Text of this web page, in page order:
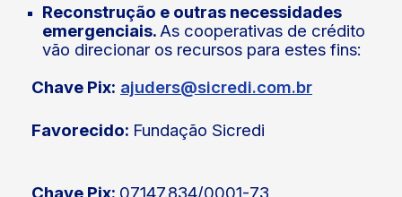
Reconstrução e outras necessidades
emergenciais.As cooperativas de crédito
vão direcionar os recursos para estes fins:
Chave Pix: ajuders@sicredi.com.br
Favorecido: Fundação Sicredi